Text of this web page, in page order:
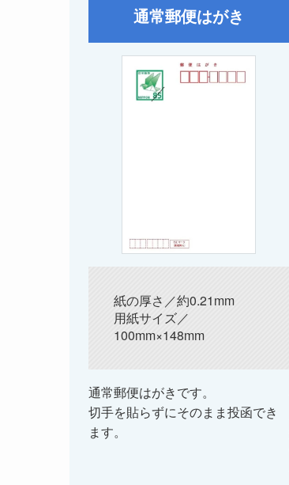
通常郵便はがき
紙の厚さ／約0.21mm
用紙サイズ／
100mm×148mm
通常郵便はがきです。
切手を貼らずにそのまま投函でき
ます。